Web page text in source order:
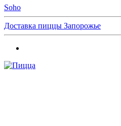
Soho
Доставка пиццы Запорожье